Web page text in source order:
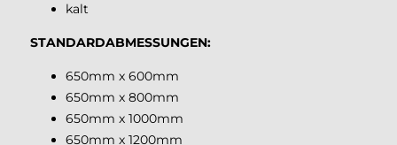
kalt
STANDARDABMESSUNGEN:
650mm x 600mm
650mm x 800mm
650mm x 1000mm
650mm x 1200mm